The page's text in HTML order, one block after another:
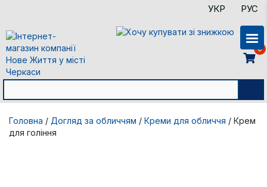
УКР РУС
0
Головна / Догляд за обличчям / Креми для обличчя / Крем
для гоління